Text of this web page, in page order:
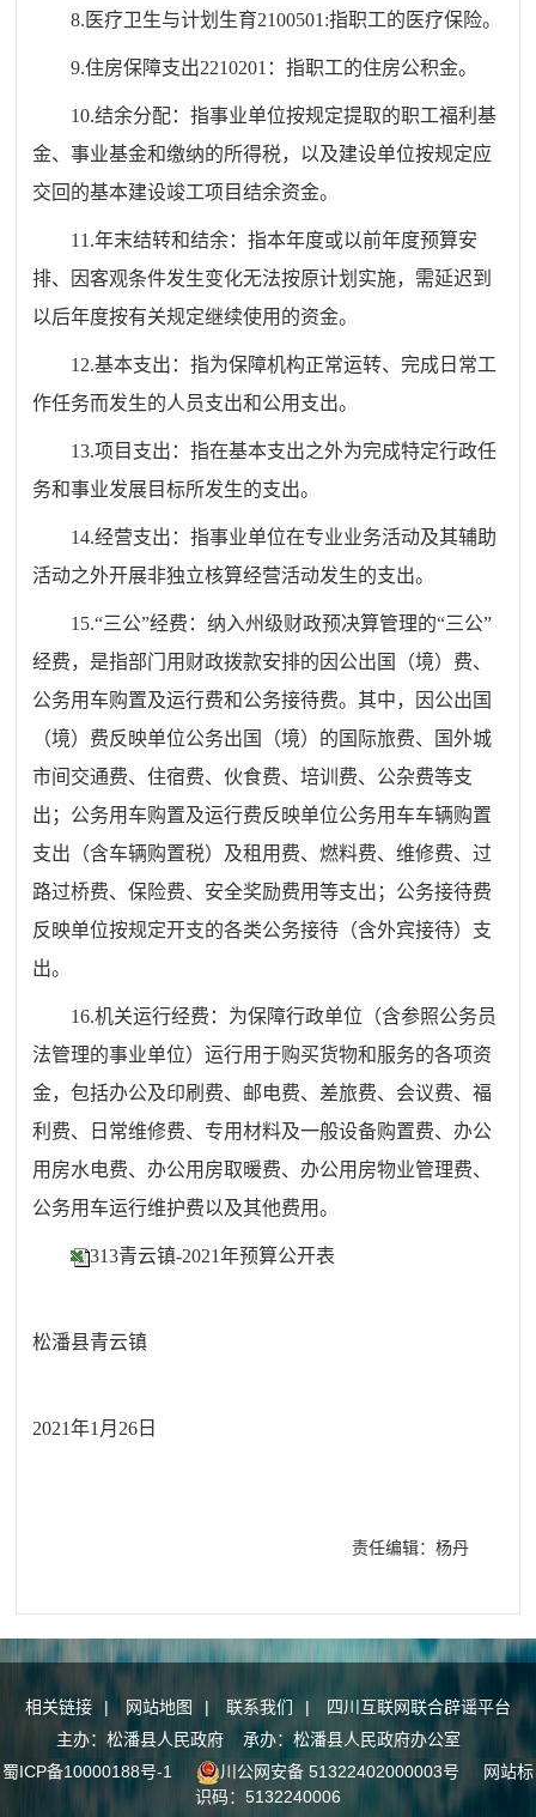
8.医疗卫生与计划生育2100501:指职工的医疗保险。
9.住房保障支出2210201：指职工的住房公积金。
10.结余分配：指事业单位按规定提取的职工福利基
金、事业基金和缴纳的所得税，以及建设单位按规定应
交回的基本建设竣工项目结余资金。
11.年末结转和结余：指本年度或以前年度预算安
排、因客观条件发生变化无法按原计划实施，需延迟到
以后年度按有关规定继续使用的资金。
12.基本支出：指为保障机构正常运转、完成日常工
作任务而发生的人员支出和公用支出。
13.项目支出：指在基本支出之外为完成特定行政任
务和事业发展目标所发生的支出。
14.经营支出：指事业单位在专业业务活动及其辅助
活动之外开展非独立核算经营活动发生的支出。
15.“三公”经费：纳入州级财政预决算管理的“三公”
经费，是指部门用财政拨款安排的因公出国（境）费、
公务用车购置及运行费和公务接待费。其中，因公出国
（境）费反映单位公务出国（境）的国际旅费、国外城
市间交通费、住宿费、伙食费、培训费、公杂费等支
出；公务用车购置及运行费反映单位公务用车车辆购置
支出（含车辆购置税）及租用费、燃料费、维修费、过
路过桥费、保险费、安全奖励费用等支出；公务接待费
反映单位按规定开支的各类公务接待（含外宾接待）支
出。
16.机关运行经费：为保障行政单位（含参照公务员
法管理的事业单位）运行用于购买货物和服务的各项资
金，包括办公及印刷费、邮电费、差旅费、会议费、福
利费、日常维修费、专用材料及一般设备购置费、办公
用房水电费、办公用房取暖费、办公用房物业管理费、
公务用车运行维护费以及其他费用。
313青云镇-2021年预算公开表
松潘县青云镇
2021年1月26日
责任编辑：杨丹
相关链接 | 网站地图 | 联系我们 |
四川互联网联合辟谣平台
主办：松潘县人民政府 承办：松潘县人民政府办公室
蜀ICP备10000188号-1
川公网安备 51322402000003号 网站标
识码：5132240006